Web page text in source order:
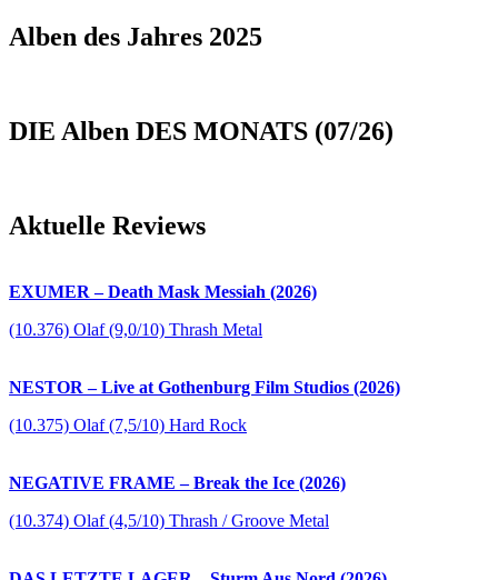
Alben des Jahres 2025
DIE Alben DES MONATS (07/26)
Aktuelle Reviews
EXUMER – Death Mask Messiah (2026)
(10.376) Olaf (9,0/10) Thrash Metal
NESTOR – Live at Gothenburg Film Studios (2026)
(10.375) Olaf (7,5/10) Hard Rock
NEGATIVE FRAME – Break the Ice (2026)
(10.374) Olaf (4,5/10) Thrash / Groove Metal